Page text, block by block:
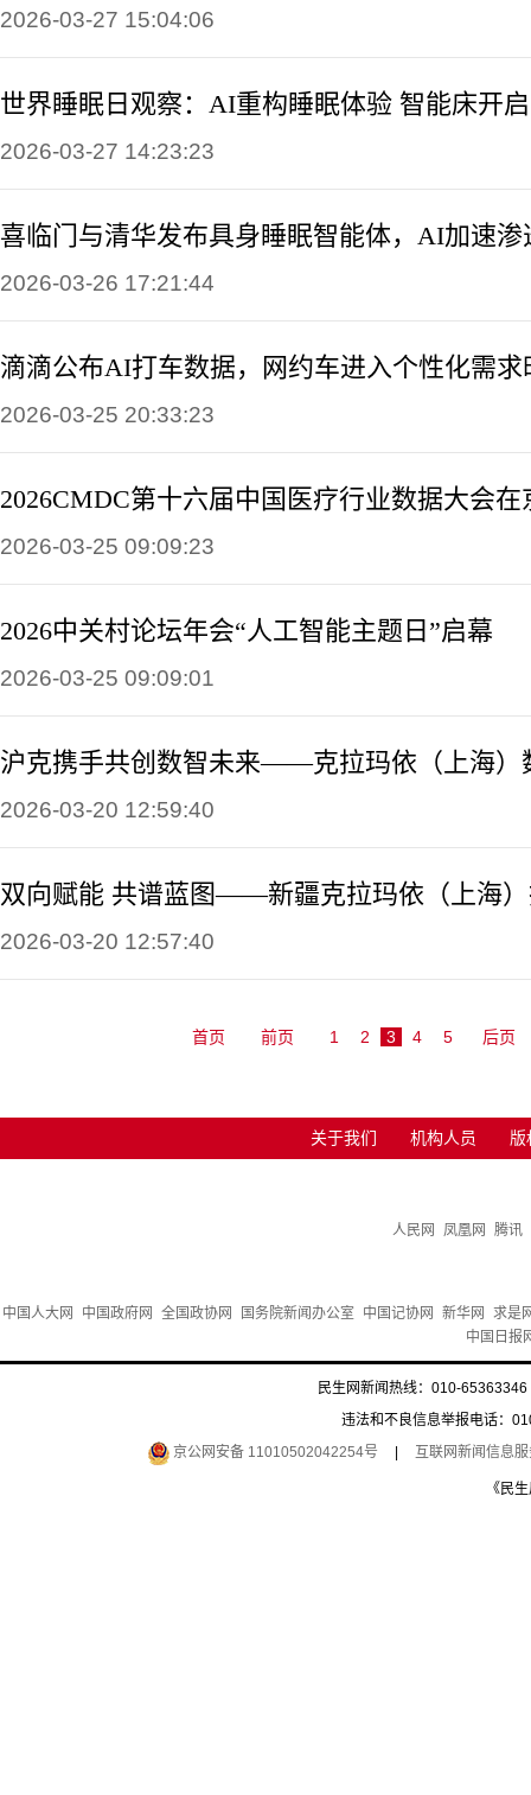
2026-03-27 15:04:06
世界睡眠日观察：AI重构睡眠体验 智能床开
2026-03-27 14:23:23
喜临门与清华发布具身睡眠智能体，AI加速渗
2026-03-26 17:21:44
滴滴公布AI打车数据，网约车进入个性化需求
2026-03-25 20:33:23
2026CMDC第十六届中国医疗行业数据大会在
2026-03-25 09:09:23
2026中关村论坛年会“人工智能主题日”启幕
2026-03-25 09:09:01
2026-03-20 12:59:40
2026-03-20 12:57:40
首页 前页 1 2 3 4 5 后页
关于我们 机构人员 版
人民网 凤凰网 腾讯
中国人大网 中国政府网 全国政协网 国务院新闻办公室 中国记协网 新华网
求是
中国日报
民生网新闻热线：010-
违法和不良信息举报电话：
京公网安备 11010502042254号
互联网新闻信息
《民